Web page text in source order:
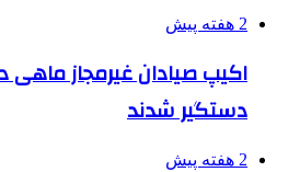
2 هفته پیش
اکیپ صیادان غیرمجاز ماهی
دستگیر شدند
2 هفته پیش